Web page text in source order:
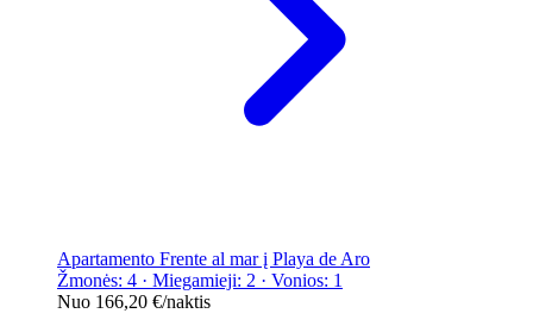
Apartamento Frente al mar į Playa de Aro
Žmonės: 4 · Miegamieji: 2 · Vonios: 1
Nuo 166,20 €/naktis